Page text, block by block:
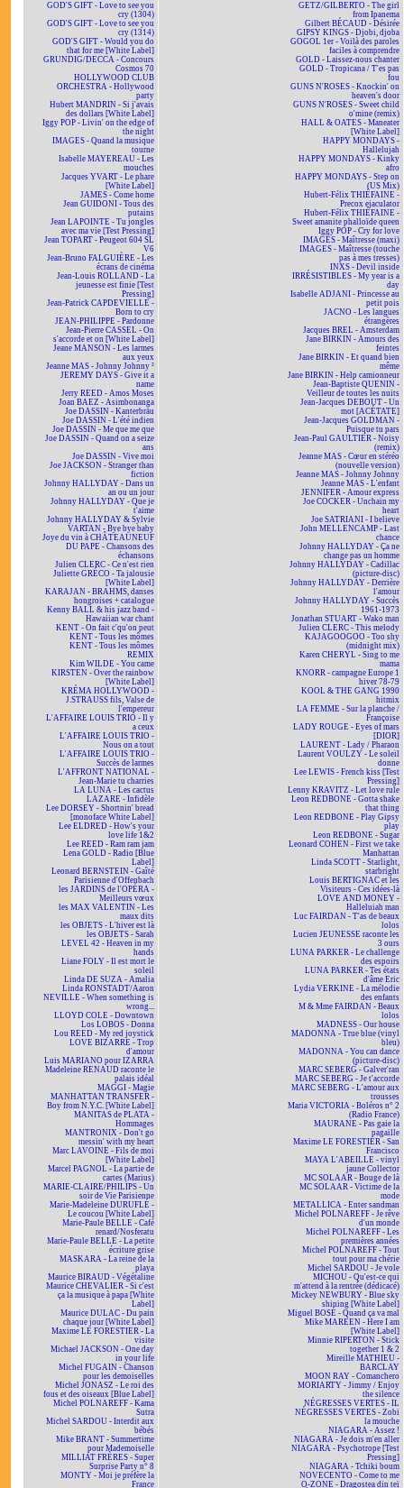
GOD'S GIFT - Love to see you
cry (1304)
GOD'S GIFT - Love to see you
cry (1314)
GOD'S GIFT - Would you do
that for me [White Label]
GRUNDIG/DECCA - Concours
Cosmos 70
HOLLYWOOD CLUB
ORCHESTRA - Hollywood
party
Hubert MANDRIN - Si j'avais
des dollars [White Label]
Iggy POP - Livin' on the edge of
the night
IMAGES - Quand la musique
tourne
Isabelle MAYEREAU - Les
mouches
Jacques YVART - Le phare
[White Label]
JAMES - Come home
Jean GUIDONI - Tous des
putains
Jean LAPOINTE - Tu jongles
avec ma vie [Test Pressing]
Jean TOPART - Peugeot 604 SL
V6
Jean-Bruno FALGUIÈRE - Les
écrans de cinéma
Jean-Louis ROLLAND - La
jeunesse est finie [Test
Pressing]
Jean-Patrick CAPDEVIELLE -
Born to cry
JEAN-PHILIPPE - Pardonne
Jean-Pierre CASSEL - On
s'accorde et on [White Label]
Jeane MANSON - Les larmes
aux yeux
Jeanne MAS - Johnny Johnny ²
JEREMY DAYS - Give it a
name
Jerry REED - Amos Moses
Joan BAEZ - Asimbonanga
Joe DASSIN - Kanterbräu
Joe DASSIN - L'été indien
Joe DASSIN - Me que me que
Joe DASSIN - Quand on a seize
ans
Joe DASSIN - Vive moi
Joe JACKSON - Stranger than
fiction
Johnny HALLYDAY - Dans un
an ou un jour
Johnny HALLYDAY - Que je
t'aime
Johnny HALLYDAY & Sylvie
VARTAN - Bye bye baby
Joye du vin à CHÂTEAUNEUF
DU PAPE - Chansons des
échansons
Julien CLERC - Ce n'est rien
Juliette GRÉCO - Ta jalousie
[White Label]
KARAJAN - BRAHMS, danses
hongroises + catalogue
Kenny BALL & his jazz band -
Hawaiian war chant
KENT - On fait c'qu'on peut
KENT - Tous les mômes
KENT - Tous les mômes
REMIX
Kim WILDE - You came
KIRSTEN - Over the rainbow
[White Label]
KRÉMA HOLLYWOOD -
J.STRAUSS fils, Valse de
l'empereur
L'AFFAIRE LOUIS TRIO - Il y
a ceux
L'AFFAIRE LOUIS TRIO -
Nous on a tout
L'AFFAIRE LOUIS TRIO -
Succès de larmes
L'AFFRONT NATIONAL -
Jean-Marie tu charries
LA LUNA - Les cactus
LAZARE - Infidèle
Lee DORSEY - Shortnin' bread
[monoface White Label]
Lee ELDRED - How's your
love life 1&2
Lee REED - Ram ram jam
Lena GOLD - Radio [Blue
Label]
Leonard BERNSTEIN - Gaîté
Parisienne d'Offenbach
les JARDINS de l'OPÉRA -
Meilleurs vœux
les MAX VALENTIN - Les
maux dits
les OBJETS - L'hiver est là
les OBJETS - Sarah
LEVEL 42 - Heaven in my
hands
Liane FOLY - Il est mort le
soleil
Linda DE SUZA - Amalia
Linda RONSTADT/Aaron
NEVILLE - When something is
wrong...
LLOYD COLE - Downtown
Los LOBOS - Donna
Lou REED - My red joystick
LOVE BIZARRE - Trop
d'amour
Luis MARIANO pour IZARRA
Madeleine RENAUD raconte le
palais idéal
MAGGI - Magie
MANHATTAN TRANSFER -
Boy from N.Y.C. [White Label]
MANITAS de PLATA -
Hommages
MANTRONIX - Don't go
messin' with my heart
Marc LAVOINE - Fils de moi
[White Label]
Marcel PAGNOL - La partie de
cartes (Marius)
MARIE-CLAIRE/PHILIPS - Un
soir de Vie Parisienne
Marie-Madeleine DURUFLÉ -
Le coucou [White Label]
Marie-Paule BELLE - Café
renard/Nosferatu
Marie-Paule BELLE - La petite
écriture grise
MASKARA - La reine de la
playa
Maurice BIRAUD - Végétaline
Maurice CHEVALIER - Si c'est
ça la musique à papa [White
Label]
Maurice DULAC - Du pain
chaque jour [White Label]
Maxime LE FORESTIER - La
visite
Michael JACKSON - One day
in your life
Michel FUGAIN - Chanson
pour les demoiselles
Michel JONASZ - Le roi des
fous et des oiseaux [Blue Label]
Michel POLNAREFF - Kama
Sutra
Michel SARDOU - Interdit aux
bébés
Mike BRANT - Summertime
pour Mademoiselle
MILLIAT FRÈRES - Super
Surprise Party n° 8
MONTY - Moi je préfère la
France
GETZ/GILBERTO - The girl
from Ipanema
Gilbert BÉCAUD - Désirée
GIPSY KINGS - Djobi, djoba
GOGOL 1er - Voilà des paroles
faciles à comprendre
GOLD - Laissez-nous chanter
GOLD - Tropicana / T'es pas
fou
GUNS N'ROSES - Knockin' on
heaven's door
GUNS N'ROSES - Sweet child
o'mine (remix)
HALL & OATES - Maneater
[White Label]
HAPPY MONDAYS -
Hallelujah
HAPPY MONDAYS - Kinky
afro
HAPPY MONDAYS - Step on
(US Mix)
Hubert-Félix THIÉFAINE -
Precox ejaculator
Hubert-Félix THIÉFAINE -
Sweet amanite phalloïde queen
Iggy POP - Cry for love
IMAGES - Maîtresse (maxi)
IMAGES - Maîtresse (touche
pas à mes tresses)
INXS - Devil inside
IRRÉSISTIBLES - My year is a
day
Isabelle ADJANI - Princesse au
petit pois
JACNO - Les langues
étrangères
Jacques BREL - Amsterdam
Jane BIRKIN - Amours des
feintes
Jane BIRKIN - Et quand bien
même
Jane BIRKIN - Help camionneur
Jean-Baptiste QUENIN -
Veilleur de toutes les nuits
Jean-Jacques DEBOUT - Un
mot [ACÉTATE]
Jean-Jacques GOLDMAN -
Puisque tu pars
Jean-Paul GAULTIER - Noisy
(remix)
Jeanne MAS - Cœur en stéréo
(nouvelle version)
Jeanne MAS - Johnny Johnny
Jeanne MAS - L'enfant
JENNIFER - Amour express
Joe COCKER - Unchain my
heart
Joe SATRIANI - I believe
John MELLENCAMP - Last
chance
Johnny HALLYDAY - Ça ne
change pas un homme
Johnny HALLYDAY - Cadillac
(picture-disc)
Johnny HALLYDAY - Derrière
l'amour
Johnny HALLYDAY - Succès
1961-1973
Jonathan STUART - Wako man
Julien CLERC - This melody
KAJAGOOGOO - Too shy
(midnight mix)
Karen CHERYL - Sing to me
mama
KNORR - campagne Europe 1
hiver 78-79
KOOL & THE GANG 1990
hitmix
LA FEMME - Sur la planche /
Françoise
LADY ROUGE - Eyes of mars
[DIOR]
LAURENT - Lady / Pharaon
Laurent VOULZY - Le soleil
donne
Lee LEWIS - French kiss [Test
Pressing]
Lenny KRAVITZ - Let love rule
Leon REDBONE - Gotta shake
that thing
Leon REDBONE - Play Gipsy
play
Leon REDBONE - Sugar
Leonard COHEN - First we take
Manhattan
Linda SCOTT - Starlight,
starbright
Louis BERTIGNAC et les
Visiteurs - Ces idées-là
LOVE AND MONEY -
Halleluiah man
Luc FAIRDAN - T'as de beaux
lolos
Lucien JEUNESSE raconte les
3 ours
LUNA PARKER - Le challenge
des espoirs
LUNA PARKER - Tes états
d'âme Eric
Lydia VERKINE - La mélodie
des enfants
M & Mme FAIRDAN - Beaux
lolos
MADNESS - Our house
MADONNA - True blue (vinyl
bleu)
MADONNA - You can dance
(picture-disc)
MARC SEBERG - Galver'ran
MARC SEBERG - Je t'accorde
MARC SEBERG - L'amour aux
trousses
Maria VICTORIA - Boléros n° 2
(Radio France)
MAURANE - Pas gaie la
pagaille
Maxime LE FORESTIER - San
Francisco
MAYA L'ABEILLE - vinyl
jaune Collector
MC SOLAAR - Bouge de là
MC SOLAAR - Victime de la
mode
METALLICA - Enter sandman
Michel POLNAREFF - Je rêve
d'un monde
Michel POLNAREFF - Les
premières années
Michel POLNAREFF - Tout
tout pour ma chérie
Michel SARDOU - Je vole
MICHOU - Qu'est-ce qui
m'attend à la rentrée (dédicacé)
Mickey NEWBURY - Blue sky
shining [White Label]
Miguel BOSÉ - Quand ça va mal
Mike MAREEN - Here I am
[White Label]
Minnie RIPERTON - Stick
together 1 & 2
Mireille MATHIEU -
BARCLAY
MOON RAY - Comanchero
MORIARTY - Jimmy / Enjoy
the silence
NÉGRESSES VERTES - IL
NÉGRESSES VERTES - Zobi
la mouche
NIAGARA - Assez !
NIAGARA - Je dois m'en aller
NIAGARA - Psychotrope [Test
Pressing]
NIAGARA - Tchiki boum
NOVECENTO - Come to me
O-ZONE - Dragostea din teï